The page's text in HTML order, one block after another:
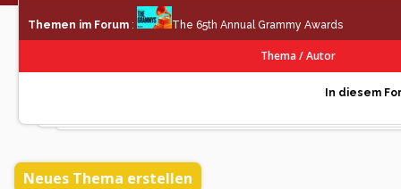
Themen im Forum : The 65th Annual Grammy Awards
Thema/Autor
In diesem
Neues Thema erstellen